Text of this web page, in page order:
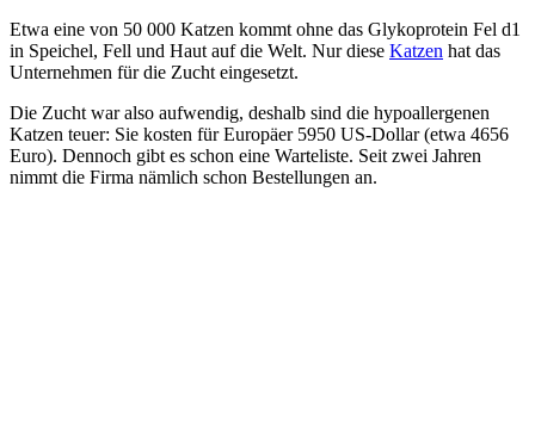
Etwa eine von 50 000 Katzen kommt ohne das Glykoprotein Fel d1
in Speichel, Fell und Haut auf die Welt. Nur diese Katzen hat das
Unternehmen für die Zucht eingesetzt.
Die Zucht war also aufwendig, deshalb sind die hypoallergenen
Katzen teuer: Sie kosten für Europäer 5950 US-Dollar (etwa 4656
Euro). Dennoch gibt es schon eine Warteliste. Seit zwei Jahren
nimmt die Firma nämlich schon Bestellungen an.